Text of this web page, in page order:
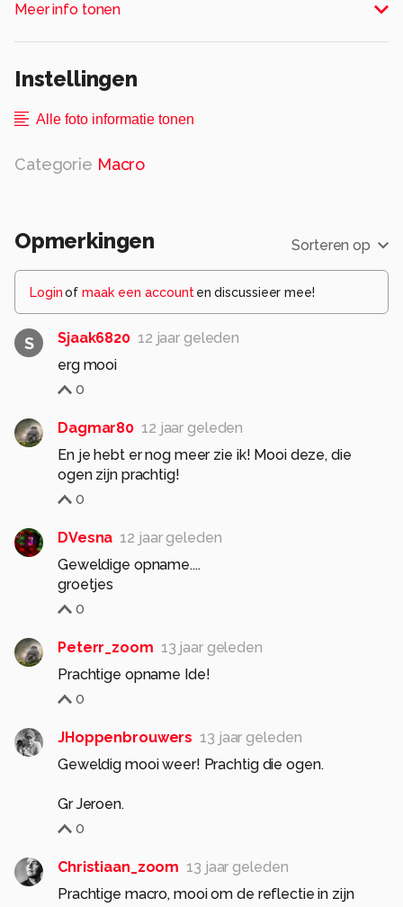
Canon EOS 60D
Canon MP-E 65mm
Alle rechten voorbehouden
Meer info tonen
Instellingen
Alle foto informatie tonen
Categorie Macro
Opmerkingen Sorteren op
Loginof maak een account en discussieer mee!
S Sjaak6820 12 jaar geleden
erg mooi
0
Dagmar80 12 jaar geleden
En je hebt er nog meer zie ik! Mooi deze, die
ogen zijn prachtig!
0
DVesna 12 jaar geleden
Geweldige opname....
groetjes
0
Peterr_zoom 13 jaar geleden
Prachtige opname Ide!
0
JHoppenbrouwers 13 jaar geleden
Geweldig mooi weer! Prachtig die ogen.
Gr Jeroen.
0
Christiaan_zoom 13 jaar geleden
Prachtige macro, mooi om de reflectie in zijn